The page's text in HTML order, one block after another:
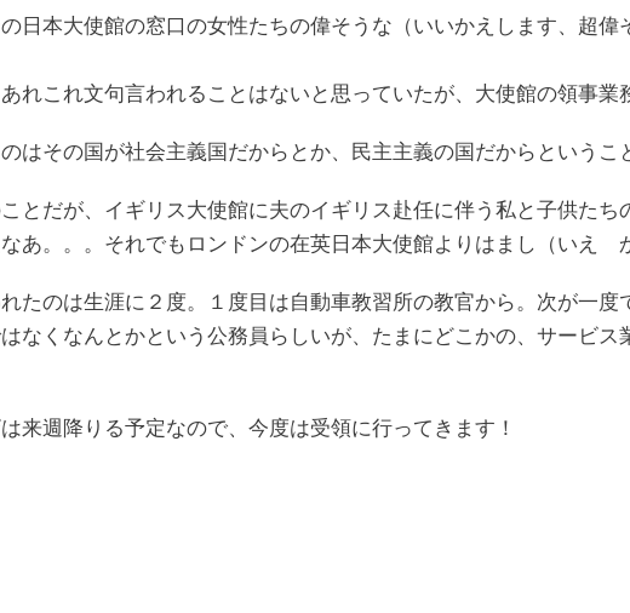
日本大使館の窓口の女性たちの偉そうな（いいかえします、超
れこれ文句言われることはないと思っていたが、大使館の領事業
はその国が社会主義国だからとか、民主主義の国だからという
とだが、イギリス大使館に夫のイギリス赴任に伴う私と子供た
あ。。。それでもロンドンの在英日本大使館よりはまし（いえ
たのは生涯に２度。１度目は自動車教習所の教官から。次が一度
なくなんとかという公務員らしいが、たまにどこかの、サービ
来週降りる予定なので、今度は受領に行ってきます！